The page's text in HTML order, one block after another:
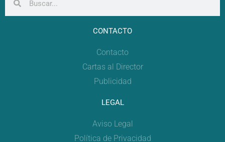
CONTACTO
Contacto
Cartas al Director
Publicidad
LEGAL
Aviso Legal
Política de Privacidad